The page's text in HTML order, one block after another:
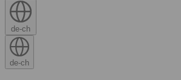
de-ch
de-ch